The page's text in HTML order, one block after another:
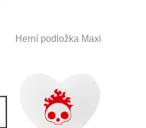
Herní podložka Maxi